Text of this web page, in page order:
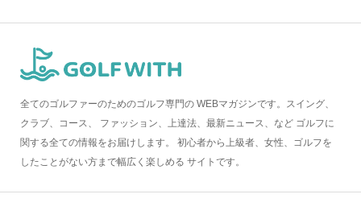
全てのゴルファーのためのゴルフ専門の WEBマガジンです。スイング、
クラブ、コース、 ファッション、上達法、最新ニュース、など ゴルフに
関する全ての情報をお届けします。 初心者から上級者、女性、ゴルフを
したことがない方まで幅広く楽しめる サイトです。